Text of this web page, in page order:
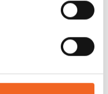
DESIGN LUCHTZAK
35 LTR, 76X62
€18,00